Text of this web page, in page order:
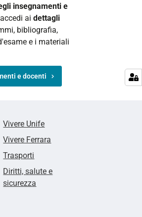
insegnamenti e
ai dettagli
bibliografia,
e i materiali
e docenti
Vivere Unife
Vivere Ferrara
Trasporti
Diritti, salute e
sicurezza